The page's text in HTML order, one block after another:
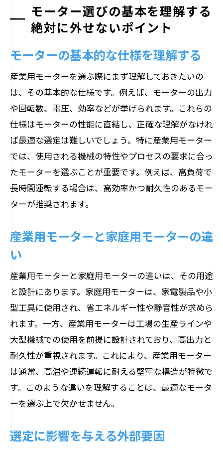
モーターの技術革新と最新トレンド
信頼できる情報源の活用法
モーター
モーターの耐久性を測る基準
エネルギー効率がもたらすコスト削減の
効果
高効率モーターの選び方
環境に優しいモーターの特徴
長寿命モーターの利点
エネルギー消費を抑える運用法
使用環境に応じたモーターの選定法でコスト
使用環境に適したモーター特性の選び方
温度や湿度が与える影響
スペース制限を考慮したモーター選び
環境に応じたカスタマイズの重要性
特定用途におけるモーターのベストプラ
クティス
メンテナンスの容易さが産業用モーター選び
に与える影響
メンテナンスフリーのモーターとは
定期的なメンテナンスがもたらすメリッ
メンテナンス計画作成のポイント
モーター選びの基本を理解する
絶対に外せないポイント
モーターの基本的な仕様を理解する
産業用モーターを選ぶ際にまず理解しておきたいの
は、その基本的な仕様です。例えば、モーターの出力
や回転数、電圧、効率などが挙げられます。これらの
仕様はモーターの性能に直結し、正確な理解がなけれ
ば最適な選定は難しいでしょう。特に産業用モーター
では、使用される機械の特性やプロセスの要求に合っ
たモーターを選ぶことが重要です。例えば、高負荷で
長時間運転する場合は、高効率かつ耐久性のあるモー
ターが推奨されます。
産業用モーターと家庭用モーターの違
い
産業用モーターと家庭用モーターの違いは、その用途
と設計にあります。家庭用モーターは、家電製品や小
型工具に使用され、省エネルギー性や静音性が求めら
れます。一方、産業用モーターは工場の生産ラインや
大型機械での使用を前提に設計されており、高出力と
耐久性が重視されます。これにより、産業用モーター
は通常、高温や連続運転に耐える堅牢な構造が特徴で
す。このような違いを理解することは、最適なモータ
ーを選ぶ上で欠かせません。
選定に影響を与える外部要因